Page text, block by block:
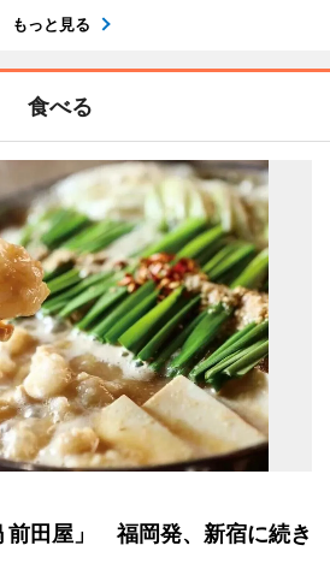
もっと見る
食べる
前田屋」 福岡発、新宿に続き